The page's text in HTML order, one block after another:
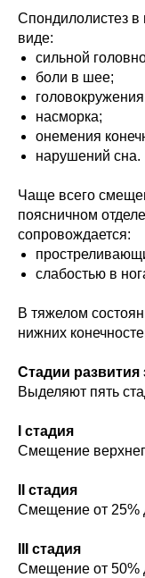
Спондилолистез в
виде:
сильной
боли в шее;
насморка;
онемения
нарушений сна.
Чаще всего
поясничном
сопровождается:
слабостью в
В тяжелом
нижних
Стадии развития
Выделяют пять
I стадия
Смещение
II стадия
Смещение от 25%
III стадия
Смещение от 50%